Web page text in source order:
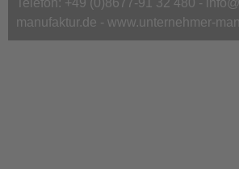
Telefon: +49 (0)8677-91 32 480 -
manufaktur.de - www.unternehmer-